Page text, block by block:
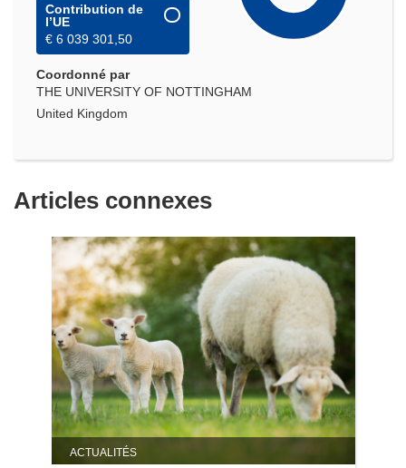
Contribution de
l’UE
€ 6 039 301,50
Coordonné par
THE UNIVERSITY OF NOTTINGHAM
United Kingdom
Articles connexes
ACTUALITÉS